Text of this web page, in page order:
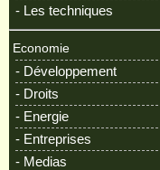
- Les techniques
Economie
- Développement
- Droits
- Energie
- Entreprises
- Medias